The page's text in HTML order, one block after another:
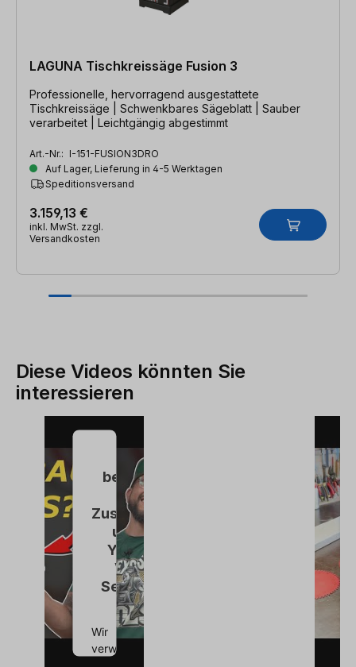
LAGUNA Tischkreissäge Fusion 3
Professionelle, hervorragend ausgestattete
Tischkreissäge | Schwenkbares Sägeblatt | Sauber
verarbeitet | Leichtgängig abgestimmt
Art.-Nr.: I-151-FUSION3DRO
Auf Lager, Lieferung in 4-5 Werktagen
Speditionsversand
3.159,13 €
inkl. MwSt. zzgl.
Versandkosten
Diese Videos könnten Sie
interessieren
Wir
benötigen
Ihre
Zustimmung,
um den
YouTube
Video-
Service zu
laden!
Wir
verwenden